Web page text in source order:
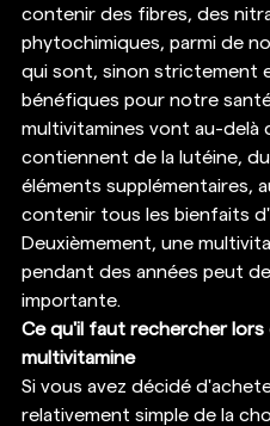
contenir des fibres, des
phytochimiques, parmi de
qui sont, sinon strictement
bénéfiques pour notre
multivitamines vont au-delà
contiennent de la lutéine,
éléments supplémentaires,
contenir tous les bienfaits
Deuxièmement, une
pendant des années peut
importante.
Ce qu'il faut rechercher lors
multivitamine
Si vous avez décidé
relativement simple de la